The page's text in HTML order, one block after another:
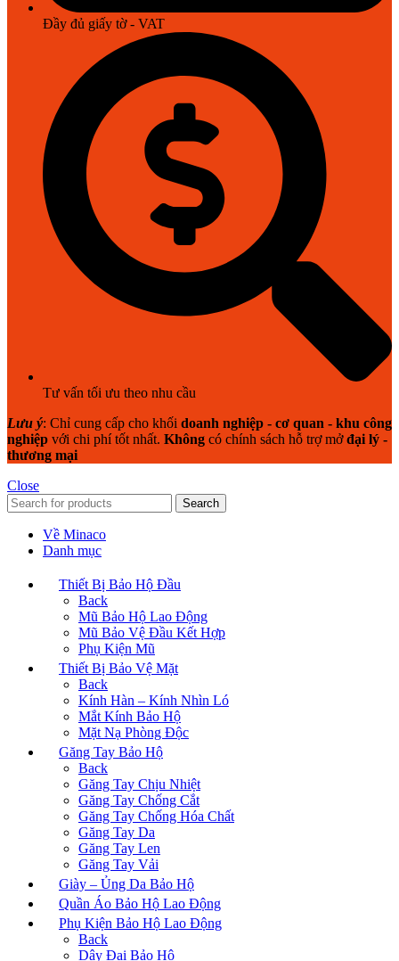
Đầy đủ giấy tờ - VAT
Tư vấn tối ưu theo nhu cầu
Lưu ý: Chỉ cung cấp cho khối doanh nghiệp - cơ quan - khu công
nghiệp với chi phí tốt nhất. Không có chính sách hỗ trợ mởđại lý -
thương mại
Close
Search
Về Minaco
Danh mục
Thiết Bị Bảo Hộ Đầu
Back
Mũ Bảo Hộ Lao Động
Mũ Bảo Vệ Đầu Kết Hợp
Phụ Kiện Mũ
Thiết Bị Bảo Vệ Mặt
Back
Kính Hàn – Kính Nhìn Ló
Mắt Kính Bảo Hộ
Mặt Nạ Phòng Độc
Găng Tay Bảo Hộ
Back
Găng Tay Chịu Nhiệt
Găng Tay Chống Cắt
Găng Tay Chống Hóa Chất
Găng Tay Da
Găng Tay Len
Găng Tay Vải
Giày – Ủng Da Bảo Hộ
Quần Áo Bảo Hộ Lao Động
Phụ Kiện Bảo Hộ Lao Động
Back
Dây Đai Bảo Hộ